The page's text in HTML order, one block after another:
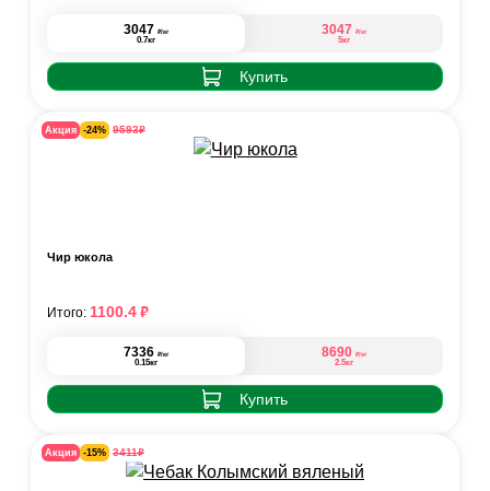
3047 ₽/кг
0.7кг
3047 ₽/кг
5кг
Купить
Акция -24% 9593₽
Чир юкола
7336 ₽/кг
0.15кг
8690 ₽/кг
2.5кг
Купить
Итого: 1100.4₽
Акция -15% 3411₽